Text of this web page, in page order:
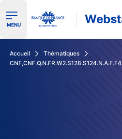
Ouvrir le menu de navigation
MENU
Accueil
Thématiques